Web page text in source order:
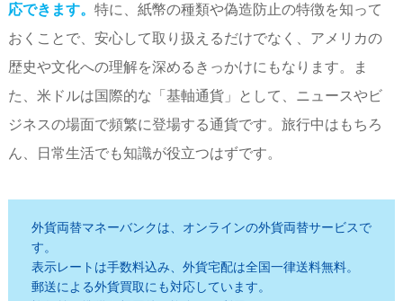
応できます。 特に、紙幣の種類や偽造防止の特徴を知って
おくことで、安心して取り扱えるだけでなく、アメリカの
歴史や文化への理解を深めるきっかけにもなります。ま
た、米ドルは国際的な「基軸通貨」として、ニュースやビ
ジネスの場面で頻繁に登場する通貨です。旅行中はもちろ
ん、日常生活でも知識が役立つはずです。
外貨両替マネーバンクは、オンラインの外貨両替サービスで
す。
表示レートは手数料込み、外貨宅配は全国一律送料無料。
郵送による外貨買取にも対応しています。